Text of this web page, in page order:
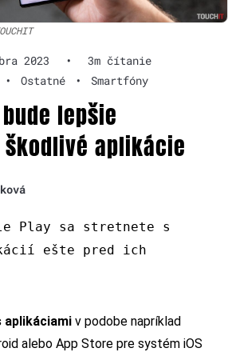
2023 •
3m čítanie
• Ostatné • Smartfóny
lepšie
aplikácie
Play sa stretnete s
ešte pred ich
aplikáciami v podobe napríklad
alebo App Store pre systém iOS